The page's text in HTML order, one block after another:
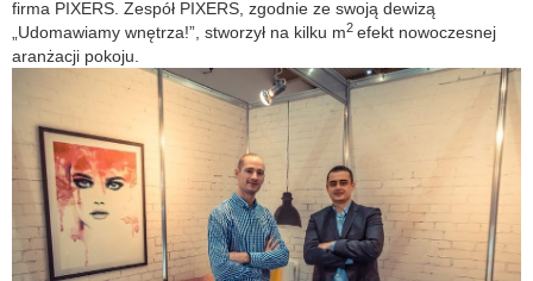
firma PIXERS. Zespół PIXERS, zgodnie ze swoją dewizą
„Udomawiamy wnętrza!”, stworzył na kilku m2 efekt nowoczesnej
aranżacji pokoju.